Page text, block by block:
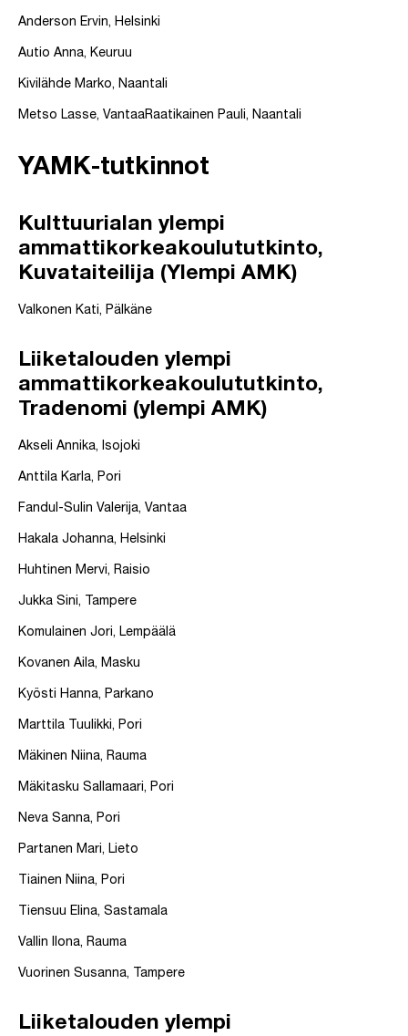
Anderson Ervin, Helsinki
Autio Anna, Keuruu
Kivilähde Marko, Naantali
Metso Lasse, VantaaRaatikainen Pauli, Naantali
YAMK-tutkinnot
Kulttuurialan ylempi
ammattikorkeakoulututkinto,
Kuvataiteilija (Ylempi AMK)
Valkonen Kati, Pälkäne
Liiketalouden ylempi
ammattikorkeakoulututkinto,
Tradenomi (ylempi AMK)
Akseli Annika, Isojoki
Anttila Karla, Pori
Fandul-Sulin Valerija, Vantaa
Hakala Johanna, Helsinki
Huhtinen Mervi, Raisio
Jukka Sini, Tampere
Komulainen Jori, Lempäälä
Kovanen Aila, Masku
Kyösti Hanna, Parkano
Marttila Tuulikki, Pori
Mäkinen Niina, Rauma
Mäkitasku Sallamaari, Pori
Neva Sanna, Pori
Partanen Mari, Lieto
Tiainen Niina, Pori
Tiensuu Elina, Sastamala
Vallin Ilona, Rauma
Vuorinen Susanna, Tampere
Liiketalouden ylempi